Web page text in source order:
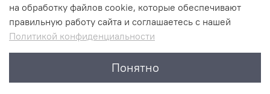
Публичная оферта
Политика конфиденциальности
Пользовательское соглашение
на обработку файлов cookie, которые обеспечивают
правильную работу сайта и соглашаетесь с нашей
Политикой конфиденциальности
Понятно